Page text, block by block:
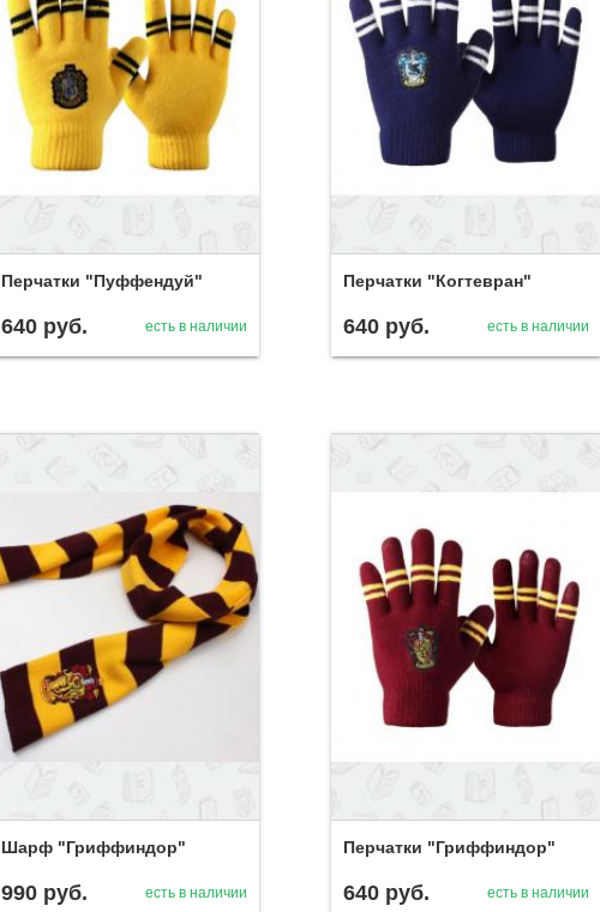
Перчатки "Пуффендуй"
640 руб. есть в наличии
Перчатки "Когтевран"
640 руб. есть в наличии
Шарф "Гриффиндор"
990 руб. есть в наличии
Перчатки "Гриффиндор"
640 руб. есть в наличии